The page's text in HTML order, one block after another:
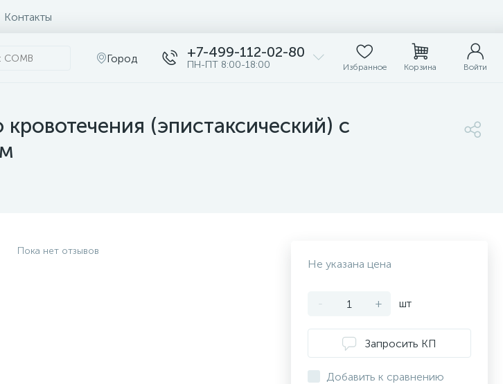
Контакты
Город +7-499-112-02-80
ПН-ПТ 8:00-18:00 Избранное Корзина Войти
(эпистаксический) с
Пока нет отзывов
Не указана цена
- + шт
Запросить КП
Добавить к сравнению